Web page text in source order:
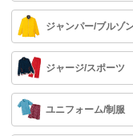
ジャンパー/ブルゾ
ジャージ/スポーツ
ユニフォーム/制服